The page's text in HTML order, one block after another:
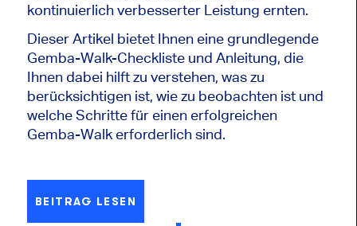
kontinuierlich verbesserter Leistung ernten.
Dieser Artikel bietet Ihnen eine grundlegende
Gemba-Walk-Checkliste und Anleitung, die
Ihnen dabei hilft zu verstehen, was zu
berücksichtigen ist, wie zu beobachten ist und
welche Schritte für einen erfolgreichen
Gemba-Walk erforderlich sind.
BEITRAG LESEN